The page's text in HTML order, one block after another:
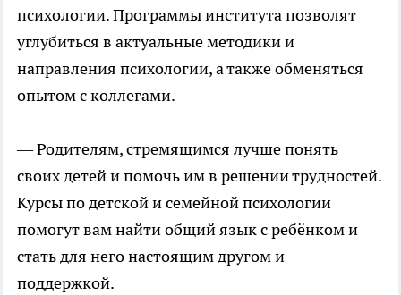
психологии. Программы института позволят
углубиться в актуальные методики и
направления психологии, а также обменяться
опытом с коллегами.
— Родителям, стремящимся лучше понять
своих детей и помочь им в решении трудностей.
Курсы по детской и семейной психологии
помогут вам найти общий язык с ребёнком и
стать для него настоящим другом и
поддержкой.